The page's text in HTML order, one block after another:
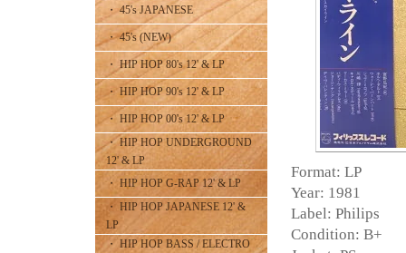
・ 45's JAPANESE
・ 45's (NEW)
・ HIP HOP 80's 12' & LP
・ HIP HOP 90's 12' & LP
・ HIP HOP 00's 12' & LP
・ HIP HOP UNDERGROUND
12' & LP
・ HIP HOP G-RAP 12' & LP
・ HIP HOP JAPANESE 12' &
LP
・ HIP HOP BASS / ELECTRO
Format: LP
Year: 1981
Label: Philips
Condition: B+